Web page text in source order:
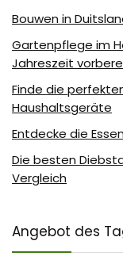
Bouwen in
Gartenpflege im
Jahreszeit
Finde die
Haushaltsgeräte
Entdecke die
Die besten
Vergleich
Angebot des